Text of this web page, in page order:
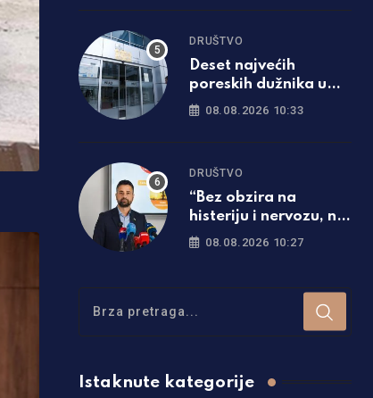
blagoslova
DRUŠTVO
Deset najvećih
poreskih dužnika u
Srpskoj duguju više
08.08.2026 10:33
DRUŠTVO
“Bez obzira na
histeriju i nervozu, ni
Suljagić ni institucija
zakona”
08.08.2026 10:27
Istaknute kategorije